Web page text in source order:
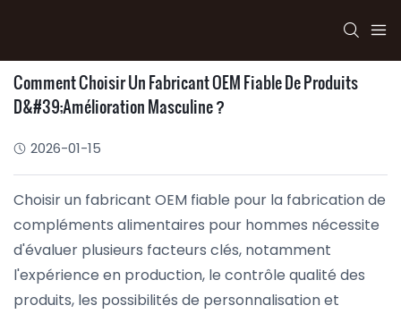
Comment Choisir Un Fabricant OEM Fiable De Produits
D&#39;amélioration Masculine ?
2026-01-15
Choisir un fabricant OEM fiable pour la fabrication de
compléments alimentaires pour hommes nécessite
d'évaluer plusieurs facteurs clés, notamment
l'expérience en production, le contrôle qualité des
produits, les possibilités de personnalisation et